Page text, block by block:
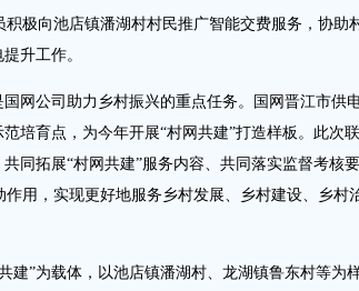
极向池店镇潘湖村村民推广智能交费服务，协助
升工作。
网公司助力乡村振兴的重点任务。国网晋江市供
培育点，为今年开展“村网共建”打造样板。此次联
同拓展“村网共建”服务内容、共同落实监督考核要
用，实现更好地服务乡村发展、乡村建设、乡村
”为载体，以池店镇潘湖村、龙湖镇鲁东村等为